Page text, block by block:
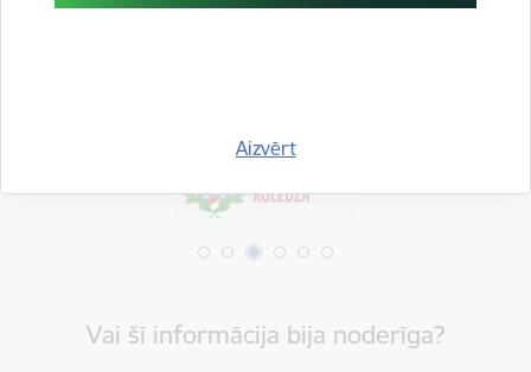
Aizvērt
Vai šī informācija bija noderīga?